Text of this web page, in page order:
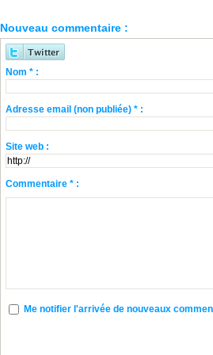
Nouveau commentaire :
Nom * :
Adresse email (non publiée) * :
Site web :
Commentaire * :
Me notifier l'arrivée de nouveaux